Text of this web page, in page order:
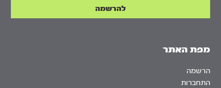
מפת האתר
הרשמה
התחברות